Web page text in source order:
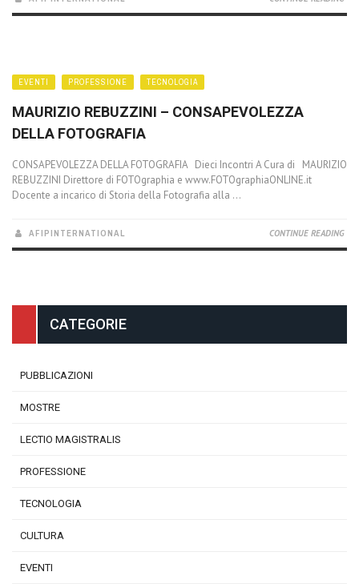
EVENTI PROFESSIONE TECNOLOGIA
MAURIZIO REBUZZINI – CONSAPEVOLEZZA
DELLA FOTOGRAFIA
CONSAPEVOLEZZA DELLA FOTOGRAFIA Dieci Incontri A Cura di MAURIZIO
REBUZZINI Direttore di FOTOgraphia e www.FOTOgraphiaONLINE.it
Docente a incarico di Storia della Fotografia alla ...
AFIPINTERNATIONAL CONTINUE READING
CATEGORIE
PUBBLICAZIONI
MOSTRE
LECTIO MAGISTRALIS
PROFESSIONE
TECNOLOGIA
CULTURA
EVENTI